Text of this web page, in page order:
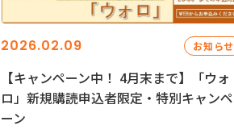
2026.02.09 お知らせ
【キャンペーン中！ 4月末まで】「ウォ
ロ」新規購読申込者限定・特別キャンペ
ーン